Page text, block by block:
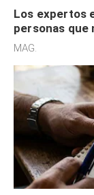
Los expertos
personas que
redes
MAG.